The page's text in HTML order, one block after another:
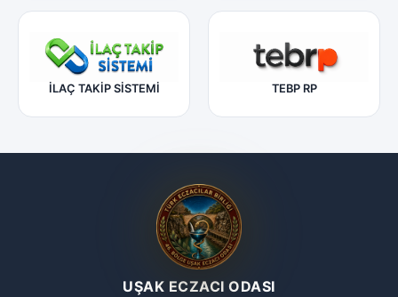
İLAÇ TAKİP SİSTEMİ TEBP RP
UŞAK ECZACI ODASI